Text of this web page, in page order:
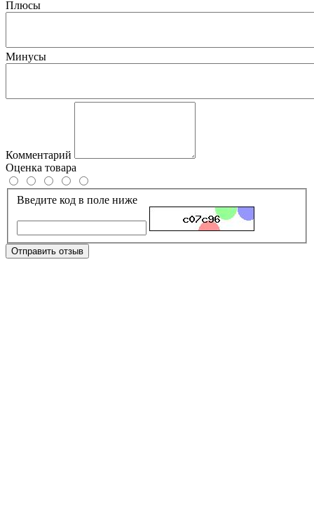
Плюсы
Минусы
Комментарий
Оценка товара
Введите код в поле ниже
Отправить отзыв